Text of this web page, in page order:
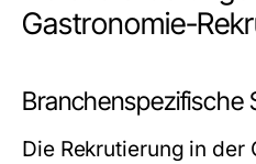
Gastronomie-
Branchenspezifische
Die Rekrutierung in der